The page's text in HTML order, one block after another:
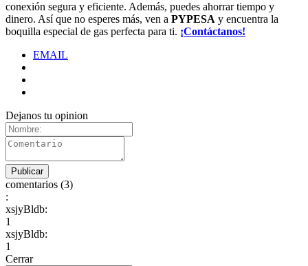
conexión segura y eficiente. Además, puedes ahorrar tiempo y
dinero. Así que no esperes más, ven a PYPESA y encuentra la
boquilla especial de gas perfecta para ti. ¡Contáctanos!
EMAIL
Dejanos tu opinion
comentarios (3)
:
xsjyBldb:
1
xsjyBldb:
1
Cerrar